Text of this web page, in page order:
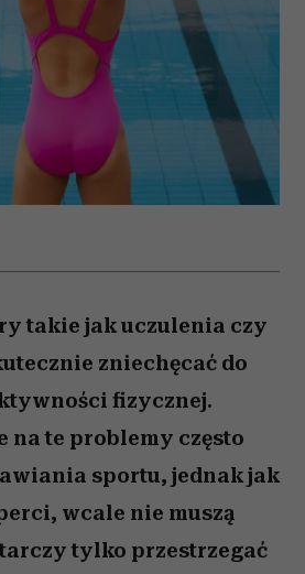
takie jak uczulenia czy
zniechęcać do
fizycznej.
na te problemy często
sportu, jednak jak
wcale nie muszą
tylko przestrzegać